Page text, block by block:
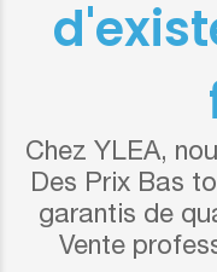
Chez YLEA,
Des Prix Bas
garantis de
Vente